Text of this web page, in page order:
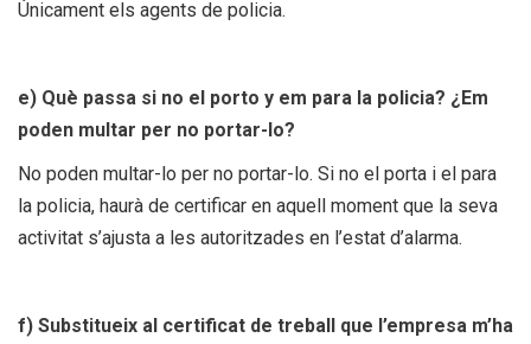
Únicament els agents de policia.
e) Què passa si no el porto y em para la policia? ¿Em
poden multar per no portar-lo?
No poden multar-lo per no portar-lo. Si no el porta i el para
la policia, haurà de certificar en aquell moment que la seva
activitat s’ajusta a les autoritzades en l’estat d’alarma.
f) Substitueix al certificat de treball que l’empresa m’ha